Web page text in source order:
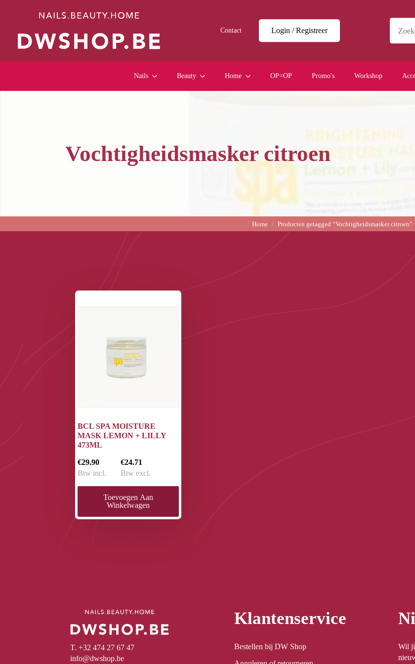
Contact Login / Registreer
Nails Beauty Home OP=OP Promo's Workshop
Vochtigheidsmasker citroen
Home Producten getagged “Vochtigheidsmasker citroen”
BCL SPA MOISTURE
MASK LEMON + LILLY
473ML
€29.90
Btw incl.
€24.71
Btw excl.
Toevoegen Aan
Winkelwagen
T. +32 474 27 67 47
info@dwshop.be
Klantenservice
Bestellen bij DW Shop
Wil